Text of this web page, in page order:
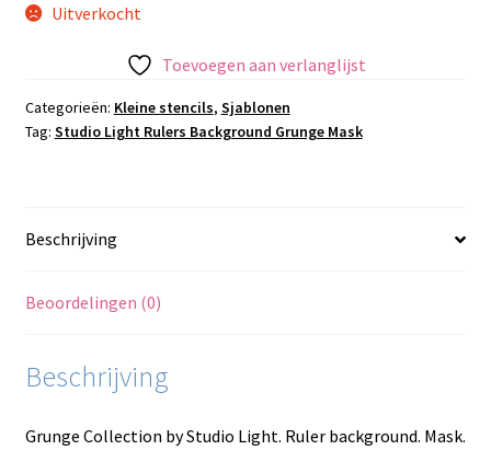
Uitverkocht
Toevoegen aan verlanglijst
Categorieën: Kleine stencils, Sjablonen
Tag: Studio Light Rulers Background Grunge Mask
Beschrijving
Beoordelingen (0)
Beschrijving
Grunge Collection by Studio Light. Ruler background. Mask.